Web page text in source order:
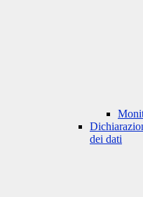
dei dati